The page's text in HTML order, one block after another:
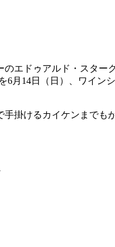
エドゥアルド・スター
6月14日（日）、ワイ
掛けるカイケンまでも